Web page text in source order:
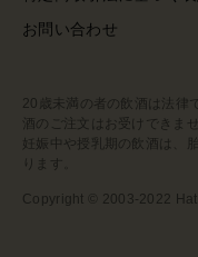
お問い合わせ
20歳未満の者の飲酒は法律
酒のご注文はお受けできませ
妊娠中や授乳期の飲酒は、
ります。
Copyright © 2003-2022